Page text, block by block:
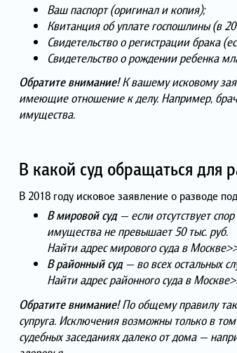
Ваш паспорт (оригинал и копия);
Квитанция об уплате госпошлины (в
Свидетельство о регистрации брака
Свидетельство о рождении ребенка
Обратите внимание!К вашему исковому
имеющие отношение к делу. Например,
имущества.
В какой суд обращаться для
В 2018 году исковое заявление о разводе
В мировой суд— если отсутствует
имущества не превышает 50 тыс. руб.
Найти адрес мирового суда в
В районный суд— во всех остальных
Найти адрес районного суда в
Обратите внимание!По общему правилу
супруга. Исключения возможны только в
судебных заседаниях далеко от дома —